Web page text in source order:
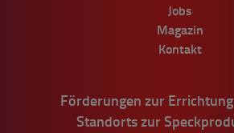
Jobs
Magazin
Kontakt
Förderungen zur
Standorts zur